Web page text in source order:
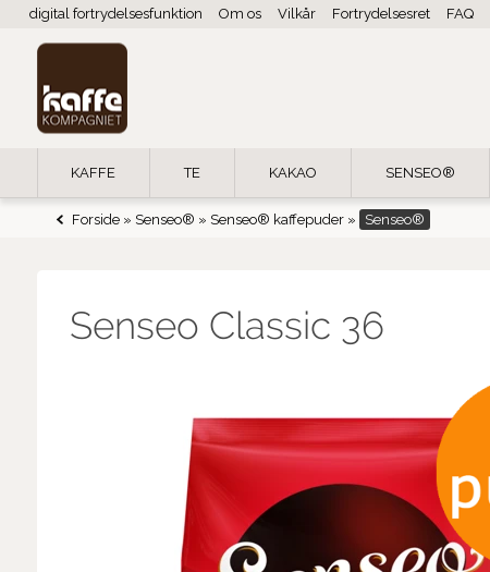
digital fortrydelsesfunktion Om os Vilkår Fortrydelsesret FAQ
KAFFE TE KAKAO SENSEO®
Forside» Senseo® » Senseo® kaffepuder» Senseo®
Senseo Classic 36